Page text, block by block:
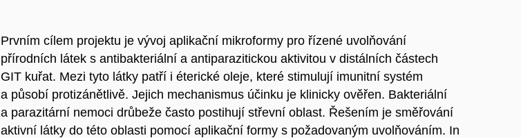
Prvním cílem projektu je vývoj aplikační mikroformy pro řízené uvolňování
přírodních látek s antibakteriální a antiparazitickou aktivitou v distálních částech
GIT kuřat. Mezi tyto látky patří i éterické oleje, které stimulují imunitní systém
a působí protizánětlivě. Jejich mechanismus účinku je klinicky ověřen. Bakteriální
a parazitární nemoci drůbeže často postihují střevní oblast. Řešením je směřování
aktivní látky do této oblasti pomocí aplikační formy s požadovaným uvolňováním. In